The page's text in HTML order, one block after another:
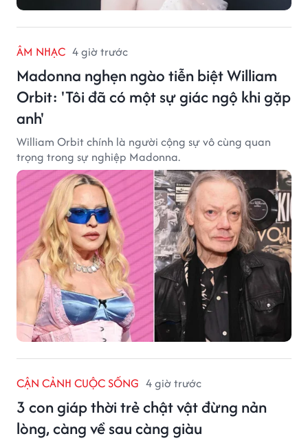
ÂM NHẠC 4 giờ trước
Madonna nghẹn ngào tiễn biệt William
Orbit: 'Tôi đã có một sự giác ngộ khi gặp
anh'
William Orbit chính là người cộng sự vô cùng quan
trọng trong sự nghiệp Madonna.
CẬN CẢNH CUỘC SỐNG 4 giờ trước
3 con giáp thời trẻ chật vật đừng nản
lòng, càng về sau càng giàu